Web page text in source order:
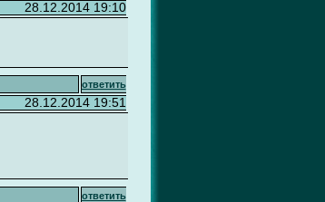
28.12.2014 19:10
ответить
28.12.2014 19:51
ответить